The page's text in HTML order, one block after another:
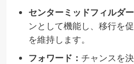
センターミッドフィルダー
ンとして機能し、移行を
を維持します。
フォワード： チャンスを